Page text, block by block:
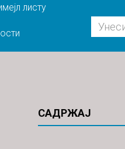
листу
САДРЖАЈ